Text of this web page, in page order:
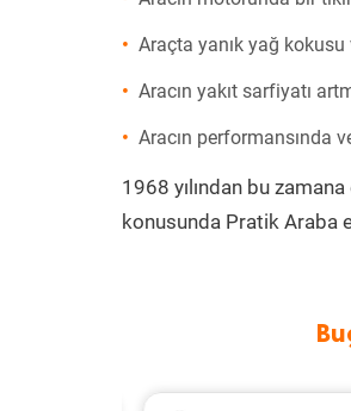
Araçta yanık yağ kokusu
Aracın yakıt sarfiyatı
Aracın performansında
1968 yılından bu
konusunda Pratik Araba